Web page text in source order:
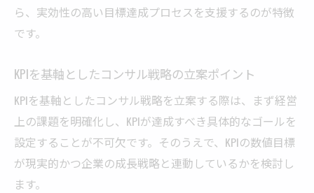
ら、実効性の高い目標達成プロセスを支援するのが特徴
です。
KPIを基軸としたコンサル戦略の立案ポイント
KPIを基軸としたコンサル戦略を立案する際は、まず経営
上の課題を明確化し、KPIが達成すべき具体的なゴールを
設定することが不可欠です。そのうえで、KPIの数値目標
が現実的かつ企業の成長戦略と連動しているかを検討し
ます。